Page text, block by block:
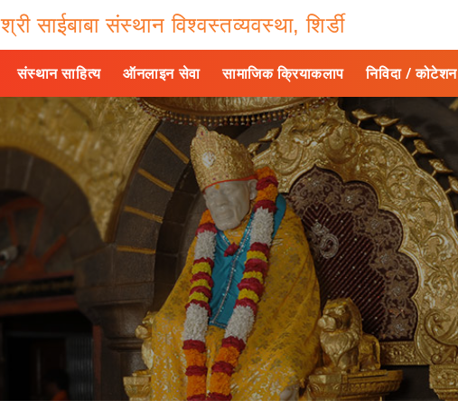
श्री साईबाबा संस्थान विश्वस्तव्यवस्था, शिर्डी
संस्थान साहित्य ऑनलाइन सेवा सामाजिक क्रियाकलाप निविदा / कोटेशन